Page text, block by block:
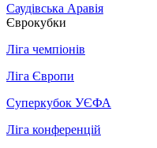
Саудівська Аравія
Єврокубки
Ліга чемпіонів
Ліга Європи
Суперкубок УЄФА
Ліга конференцій